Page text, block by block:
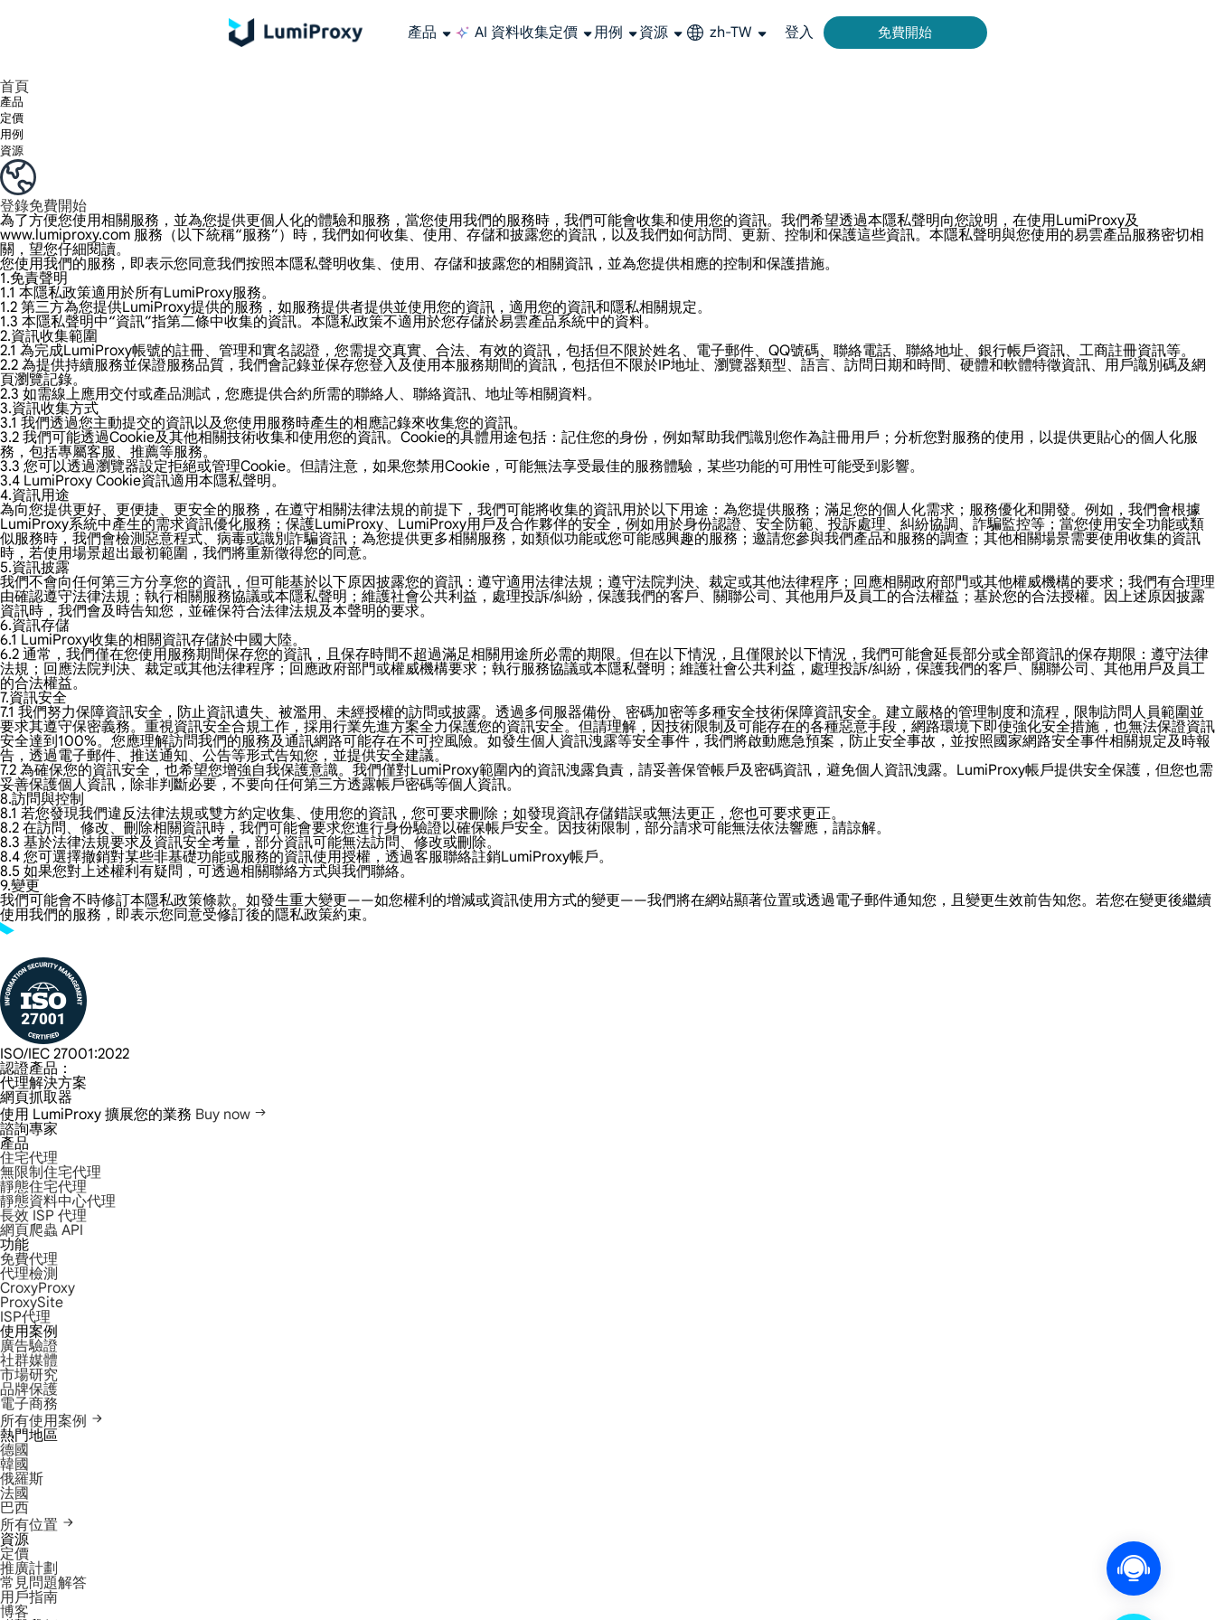
產品 AI 資料收集定價 用例 資源 zh-TW 登入 免費開始
首頁
產品
定價
用例
資源
登錄免費開始
為了方便您使用相關服務，並為您提供更個人化的體驗和服務，當您使用我們的服務時，我們可能會收集和使用您的資訊。我們希望透過本隱私聲明向您說明，在使用LumiProxy及
www.lumiproxy.com 服務（以下統稱“服務”）時，我們如何收集、使用、存儲和披露您的資訊，以及我們如何訪問、更新、控制和保護這些資訊。本隱私聲明與您使用的易雲產品服務密切相
關，望您仔細閱讀。
您使用我們的服務，即表示您同意我們按照本隱私聲明收集、使用、存儲和披露您的相關資訊，並為您提供相應的控制和保護措施。
1.免責聲明
1.1 本隱私政策適用於所有LumiProxy服務。
1.2 第三方為您提供LumiProxy提供的服務，如服務提供者提供並使用您的資訊，適用您的資訊和隱私相關規定。
1.3 本隱私聲明中“資訊”指第二條中收集的資訊。本隱私政策不適用於您存儲於易雲產品系統中的資料。
2.資訊收集範圍
2.1 為完成LumiProxy帳號的註冊、管理和實名認證，您需提交真實、合法、有效的資訊，包括但不限於姓名、電子郵件、QQ號碼、聯絡電話、聯絡地址、銀行帳戶資訊、工商註冊資訊等。
2.2 為提供持續服務並保證服務品質，我們會記錄並保存您登入及使用本服務期間的資訊，包括但不限於IP地址、瀏覽器類型、語言、訪問日期和時間、硬體和軟體特徵資訊、用戶識別碼及網
頁瀏覽記錄。
2.3 如需線上應用交付或產品測試，您應提供合約所需的聯絡人、聯絡資訊、地址等相關資料。
3.資訊收集方式
3.1 我們透過您主動提交的資訊以及您使用服務時產生的相應記錄來收集您的資訊。
3.2 我們可能透過Cookie及其他相關技術收集和使用您的資訊。Cookie的具體用途包括：記住您的身份，例如幫助我們識別您作為註冊用戶；分析您對服務的使用，以提供更貼心的個人化服
務，包括專屬客服、推薦等服務。
3.3 您可以透過瀏覽器設定拒絕或管理Cookie。但請注意，如果您禁用Cookie，可能無法享受最佳的服務體驗，某些功能的可用性可能受到影響。
3.4 LumiProxy Cookie資訊適用本隱私聲明。
4.資訊用途
為向您提供更好、更便捷、更安全的服務，在遵守相關法律法規的前提下，我們可能將收集的資訊用於以下用途：為您提供服務；滿足您的個人化需求；服務優化和開發。例如，我們會根據
LumiProxy系統中產生的需求資訊優化服務；保護LumiProxy、LumiProxy用戶及合作夥伴的安全，例如用於身份認證、安全防範、投訴處理、糾紛協調、詐騙監控等；當您使用安全功能或類
似服務時，我們會檢測惡意程式、病毒或識別詐騙資訊；為您提供更多相關服務，如類似功能或您可能感興趣的服務；邀請您參與我們產品和服務的調查；其他相關場景需要使用收集的資訊
時，若使用場景超出最初範圍，我們將重新徵得您的同意。
5.資訊披露
我們不會向任何第三方分享您的資訊，但可能基於以下原因披露您的資訊：遵守適用法律法規；遵守法院判決、裁定或其他法律程序；回應相關政府部門或其他權威機構的要求；我們有合理理
由確認遵守法律法規；執行相關服務協議或本隱私聲明；維護社會公共利益，處理投訴/糾紛，保護我們的客戶、關聯公司、其他用戶及員工的合法權益；基於您的合法授權。因上述原因披露
資訊時，我們會及時告知您，並確保符合法律法規及本聲明的要求。
6.資訊存儲
6.1 LumiProxy收集的相關資訊存儲於中國大陸。
6.2 通常，我們僅在您使用服務期間保存您的資訊，且保存時間不超過滿足相關用途所必需的期限。但在以下情況，且僅限於以下情況，我們可能會延長部分或全部資訊的保存期限：遵守法律
法規；回應法院判決、裁定或其他法律程序；回應政府部門或權威機構要求；執行服務協議或本隱私聲明；維護社會公共利益，處理投訴/糾紛，保護我們的客戶、關聯公司、其他用戶及員工
的合法權益。
7.資訊安全
7.1 我們努力保障資訊安全，防止資訊遺失、被濫用、未經授權的訪問或披露。透過多伺服器備份、密碼加密等多種安全技術保障資訊安全。建立嚴格的管理制度和流程，限制訪問人員範圍並
要求其遵守保密義務。重視資訊安全合規工作，採用行業先進方案全力保護您的資訊安全。但請理解，因技術限制及可能存在的各種惡意手段，網路環境下即使強化安全措施，也無法保證資訊
安全達到100%。您應理解訪問我們的服務及通訊網路可能存在不可控風險。如發生個人資訊洩露等安全事件，我們將啟動應急預案，防止安全事故，並按照國家網路安全事件相關規定及時報
告，透過電子郵件、推送通知、公告等形式告知您，並提供安全建議。
7.2 為確保您的資訊安全，也希望您增強自我保護意識。我們僅對LumiProxy範圍內的資訊洩露負責，請妥善保管帳戶及密碼資訊，避免個人資訊洩露。LumiProxy帳戶提供安全保護，但您也需
妥善保護個人資訊，除非判斷必要，不要向任何第三方透露帳戶密碼等個人資訊。
8.訪問與控制
8.1 若您發現我們違反法律法規或雙方約定收集、使用您的資訊，您可要求刪除；如發現資訊存儲錯誤或無法更正，您也可要求更正。
8.2 在訪問、修改、刪除相關資訊時，我們可能會要求您進行身份驗證以確保帳戶安全。因技術限制，部分請求可能無法依法響應，請諒解。
8.3 基於法律法規要求及資訊安全考量，部分資訊可能無法訪問、修改或刪除。
8.4 您可選擇撤銷對某些非基礎功能或服務的資訊使用授權，透過客服聯絡註銷LumiProxy帳戶。
8.5 如果您對上述權利有疑問，可透過相關聯絡方式與我們聯絡。
9.變更
我們可能會不時修訂本隱私政策條款。如發生重大變更——如您權利的增減或資訊使用方式的變更——我們將在網站顯著位置或透過電子郵件通知您，且變更生效前告知您。若您在變更後繼續
使用我們的服務，即表示您同意受修訂後的隱私政策約束。
ISO/IEC 27001:2022
認證產品：
代理解決方案
網頁抓取器
使用 LumiProxy 擴展您的業務 Buy now
諮詢專家
產品
住宅代理
無限制住宅代理
靜態住宅代理
靜態資料中心代理
長效 ISP 代理
網頁爬蟲 API
功能
免費代理
代理檢測
CroxyProxy
ProxySite
ISP代理
使用案例
廣告驗證
社群媒體
市場研究
品牌保護
電子商務
所有使用案例
熱門地區
德國
韓國
俄羅斯
法國
巴西
所有位置
資源
定價
推廣計劃
常見問題解答
用戶指南
博客